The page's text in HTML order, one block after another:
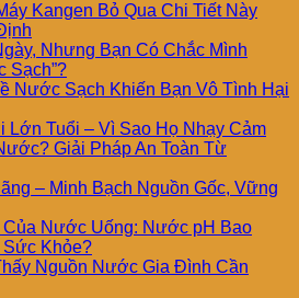
Kangen Bỏ Qua Chi Tiết Này
Nhưng Bạn Có Chắc Mình
Sạch”?
Nước Sạch Khiến Bạn Vô Tình Hại
Lớn Tuổi – Vì Sao Họ Nhạy Cảm
Giải Pháp An Toàn Từ
– Minh Bạch Nguồn Gốc, Vững
Nước Uống: Nước pH Bao
Sức Khỏe?
Nguồn Nước Gia Đình Cần